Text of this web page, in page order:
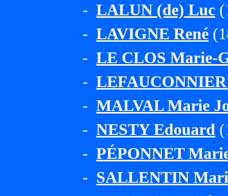
- LALUN (de) Luc
- LAVIGNE René
- LE CLOS Marie-
-
- MALVAL Marie
- NESTY Edouard
- PÉPONNET
- SALLENTIN